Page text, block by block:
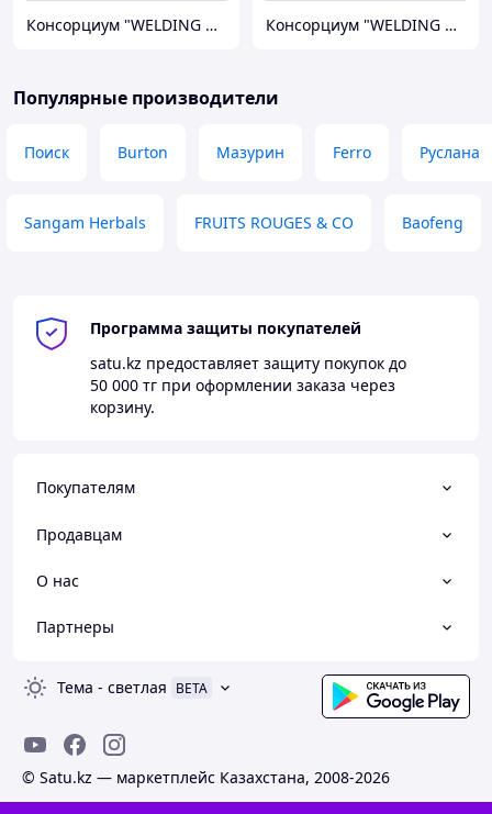
Консорциум "WELDING GROUP" Консорциум "WELDING GROUP"
Популярные производители
Поиск Burton Мазурин Ferro Руслана
Sangam Herbals FRUITS ROUGES & CO Baofeng
Программа защиты покупателей
satu.kz предоставляет защиту покупок до
50 000 тг при оформлении заказа через
корзину.
Покупателям
Продавцам
О нас
Партнеры
Тема - светлая BETA
© Satu.kz — маркетплейс Казахстана, 2008-2026